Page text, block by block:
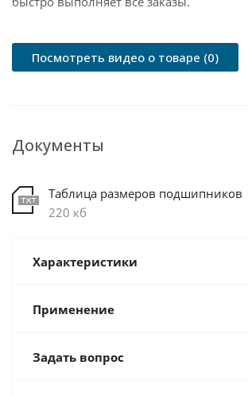
Посмотреть видео о товаре (0)
Документы
Таблица размеров подшипников
220 кб
Характеристики
Применение
Задать вопрос